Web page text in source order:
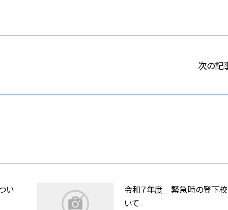
次の記
い
令和７年度 緊急時の登下
いて